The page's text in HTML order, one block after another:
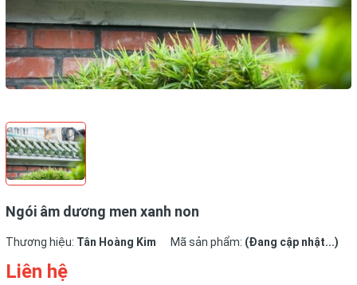
Ngói âm dương men xanh non
Thương hiệu: Tân Hoàng Kim Mã sản phẩm: (Đang cập nhật...)
Liên hệ